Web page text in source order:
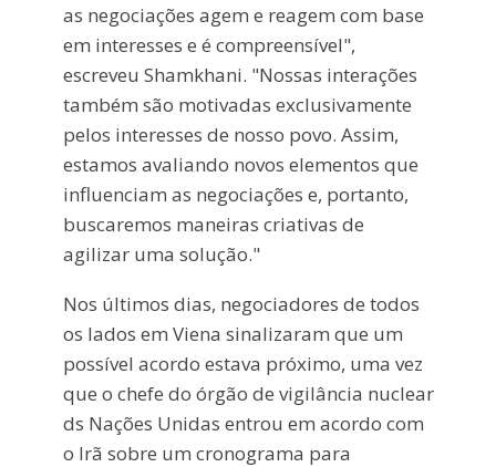
as negociações agem e reagem com base
em interesses e é compreensível",
escreveu Shamkhani. "Nossas interações
também são motivadas exclusivamente
pelos interesses de nosso povo. Assim,
estamos avaliando novos elementos que
influenciam as negociações e, portanto,
buscaremos maneiras criativas de
agilizar uma solução."
Nos últimos dias, negociadores de todos
os lados em Viena sinalizaram que um
possível acordo estava próximo, uma vez
que o chefe do órgão de vigilância nuclear
ds Nações Unidas entrou em acordo com
o Irã sobre um cronograma para